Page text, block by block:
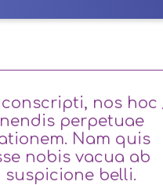
nos hoc
perpetuae
Nam quis
nobis vacua ab
belli.